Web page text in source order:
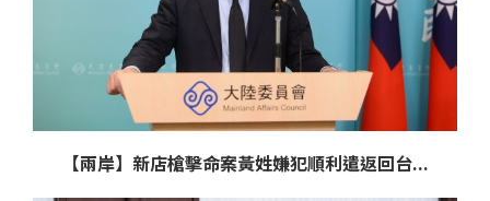
【兩岸】新店槍擊命案黃姓嫌犯順利遣返回台...